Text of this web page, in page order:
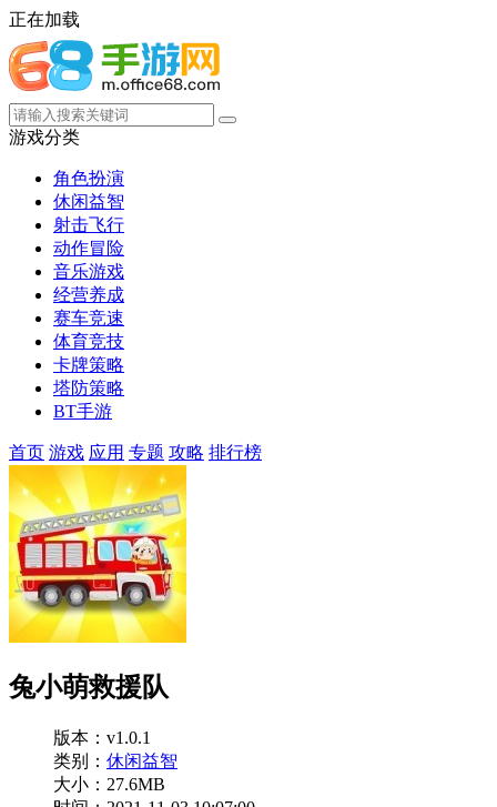
正在加载
游戏分类
角色扮演
休闲益智
射击飞行
动作冒险
音乐游戏
经营养成
赛车竞速
体育竞技
卡牌策略
塔防策略
BT手游
首页 游戏 应用 专题 攻略 排行榜
兔小萌救援队
版本：v1.0.1
类别： 休闲益智
大小：27.6MB